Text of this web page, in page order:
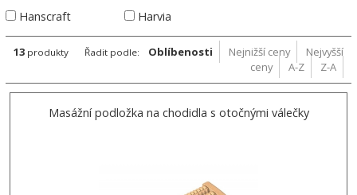
Hanscraft
Harvia
13 produkty Řadit podle: Oblíbenosti Nejnižší ceny
Nejvyšší
ceny
A-Z Z-A
Masážní podložka na chodidla s otočnými válečky